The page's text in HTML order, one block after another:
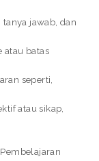
jawab, dan
atau batas
seperti,
atau sikap,